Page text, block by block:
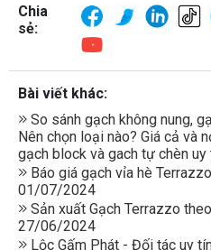
Chia
sẻ:
Bài viết khác:
So sánh gạch không nung,
Nên chọn loại nào? Giá cả và
gạch block và gach tự chèn
Báo giá gạch vỉa hè
01/07/2024
Sản xuất Gạch Terrazzo
27/06/2024
Lộc Gấm Phát - Đối tác uy